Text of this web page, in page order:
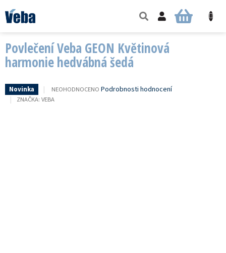
na
obsah
NÁKUPNÍ
Povlečení Veba GEON Květinová
harmonie hedvábná šedá
Novinka
PRŮMĚRNÉ
HODNOCENÍ
NEOHODNOCENO Podrobnosti hodnocení
ZNAČKA: VEBA